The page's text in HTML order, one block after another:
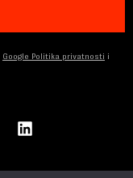
Google Politika privatnosti i